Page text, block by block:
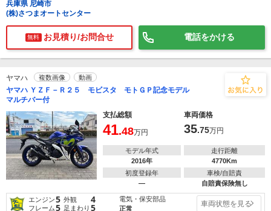
兵庫県 尼崎市
(株)さつまオートセンター
無料 お見積り/お問合せ 電話をかける
ヤマハ 複数画像 動画
ヤマハ ＹＺＦ－Ｒ２５ モビスタ モトＧＰ記念モデル
マルチバー付
支払総額
車両価格
41.48万円 35.75万円
モデル年式
2016年
走行距離
4770Km
初度登録年
―
車検/自賠責
自賠責保険無し
エンジン5 外観 4
フレーム5 足まわり 5
電気・保安部品
正常
車両状態を見る